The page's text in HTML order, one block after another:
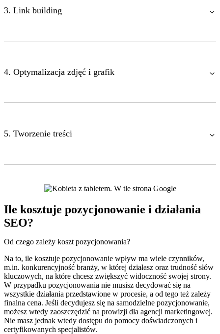
3. Link building
4. Optymalizacja zdjęć i grafik
5. Tworzenie treści
Ile kosztuje pozycjonowanie i działania
SEO?
Od czego zależy koszt pozycjonowania?
Na to, ile kosztuje pozycjonowanie wpływ ma wiele czynników,
m.in. konkurencyjność branży, w której działasz oraz trudność słów
kluczowych, na które chcesz zwiększyć widoczność swojej strony.
W przypadku pozycjonowania nie musisz decydować się na
wszystkie działania przedstawione w procesie, a od tego też zależy
finalna cena. Jeśli decydujesz się na samodzielne pozycjonowanie,
możesz wtedy zaoszczędzić na prowizji dla agencji marketingowej.
Nie masz jednak wtedy dostępu do pomocy doświadczonych i
certyfikowanych specjalistów.